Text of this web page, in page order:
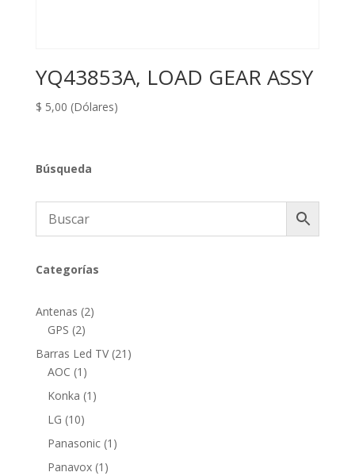
YQ43853A, LOAD GEAR ASSY
$ 5,00 (Dólares)
Búsqueda
Categorías
Antenas 22
GPS 22
productos
Barras Led TV 21 21
AOC 1 1
producto
Konka 1 1
LG 1010
productos
Panasonic 1 1
Panavox 1 1